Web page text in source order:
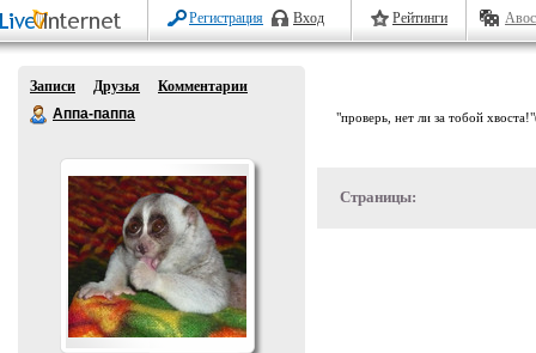
Регистрация Вход Рейтинги
Записи Друзья
Комментарии
Аппа-паппа
"проверь, нет ли за тобой
Страницы: